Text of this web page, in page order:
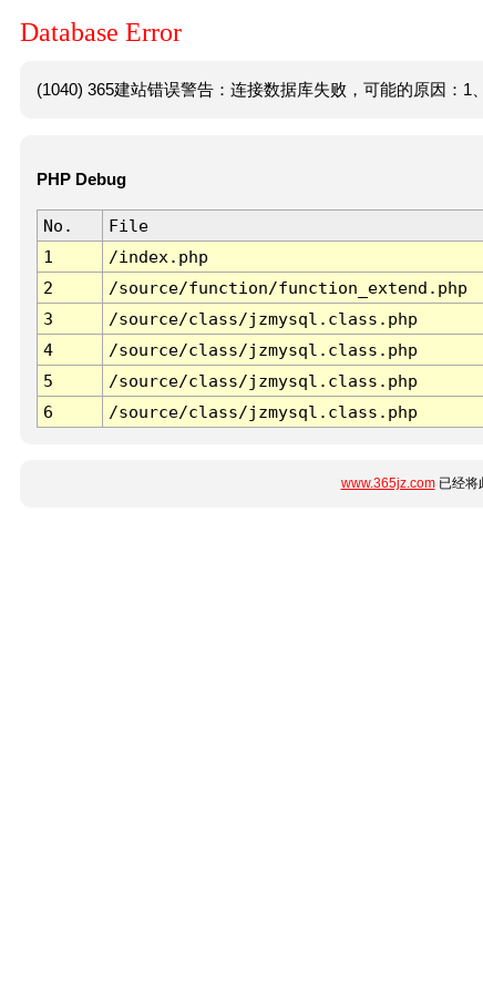
Database Error
(1040) 365建站错误警告：连接数据库失败，可能的原因：1
PHP Debug
No. File
1
/index.php
2
/source/function/function_extend.php
3
/source/class/jzmysql.class.php
4
/source/class/jzmysql.class.php
5
/source/class/jzmysql.class.php
6
/source/class/jzmysql.class.php
www.365jz.com已经将